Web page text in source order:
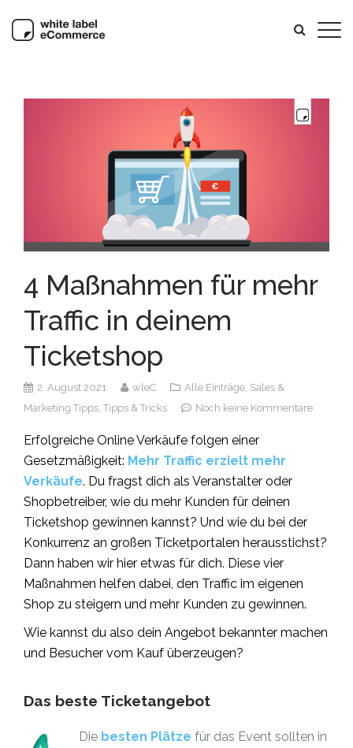
4 Maßnahmen für mehr
Traffic in deinem
Ticketshop
2. August 2021 wleC Alle Einträge, Sales &
Marketing Tipps, Tipps & Tricks Noch keine Kommentare
Erfolgreiche Online Verkäufe folgen einer
Gesetzmäßigkeit: Mehr Traffic erzielt mehr
Verkäufe. Du fragst dich als Veranstalter oder
Shopbetreiber, wie du mehr Kunden für deinen
Ticketshop gewinnen kannst? Und wie du bei der
Konkurrenz an großen Ticketportalen herausstichst?
Dann haben wir hier etwas für dich. Diese vier
Maßnahmen helfen dabei, den Traffic im eigenen
Shop zu steigern und mehr Kunden zu gewinnen.
Wie kannst du also dein Angebot bekannter machen
und Besucher vom Kauf überzeugen?
Das beste Ticketangebot
Die besten Plätze für das Event sollten in